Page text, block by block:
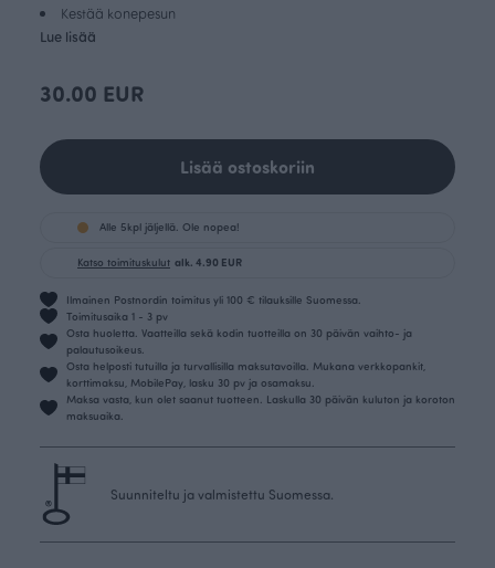
Kestää konepesun
Lue lisää
30.00 EUR
Lisää ostoskoriin
Alle 5kpl jäljellä. Ole nopea!
Katso toimituskulut alk. 4.90 EUR
Ilmainen Postnordin toimitus yli 100 € tilauksille Suomessa.
Toimitusaika 1 - 3 pv
Osta huoletta. Vaatteilla sekä kodin tuotteilla on 30 päivän vaihto- ja
palautusoikeus.
Osta helposti tutuilla ja turvallisilla maksutavoilla. Mukana verkkopankit,
korttimaksu, MobilePay, lasku 30 pv ja osamaksu.
Maksa vasta, kun olet saanut tuotteen. Laskulla 30 päivän kuluton ja koroton
maksuaika.
Suunniteltu ja valmistettu Suomessa.